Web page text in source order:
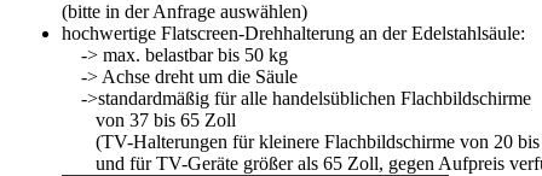
(bitte in der Anfrage auswählen)
hochwertige Flatscreen-Drehhalterung an der Edelstahlsäule:
-> max. belastbar bis 50 kg
-> Achse dreht um die Säule
->standardmäßig für alle handelsüblichen Flachbildschirme
von 37 bis 65 Zoll
(TV-Halterungen für kleinere Flachbildschirme von 20
und für TV-Geräte größer als 65 Zoll, gegen Aufpreis